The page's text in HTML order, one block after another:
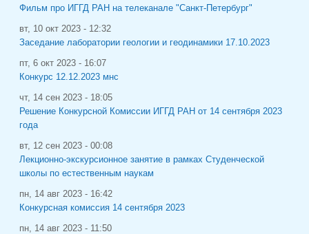
Фильм про ИГГД РАН на телеканале "Санкт-Петербург"
вт, 10 окт 2023 - 12:32
Заседание лаборатории геологии и геодинамики 17.10.2023
пт, 6 окт 2023 - 16:07
Конкурс 12.12.2023 мнс
чт, 14 сен 2023 - 18:05
Решение Конкурсной Комиссии ИГГД РАН от 14 сентября 2023
года
вт, 12 сен 2023 - 00:08
Лекционно-экскурсионное занятие в рамках Студенческой
школы по естественным наукам
пн, 14 авг 2023 - 16:42
Конкурсная комиссия 14 сентября 2023
пн, 14 авг 2023 - 11:50